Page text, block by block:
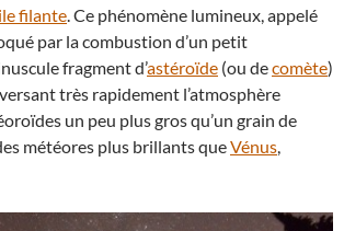
filante. Ce phénomène lumineux, appelé
par la combustion d’un petit
fragment d’astéroïde (ou decomète)
très rapidement l’atmosphère
un peu plus gros qu’un grain de
météores plus brillants queVénus,